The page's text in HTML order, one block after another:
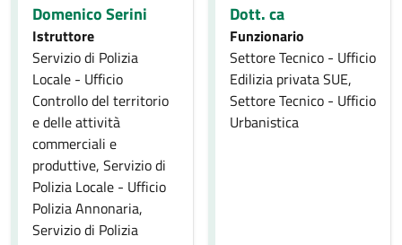
Domenico Serini
Istruttore
Servizio di Polizia
Locale - Ufficio
Controllo del territorio
e delle attività
commerciali e
produttive, Servizio di
Polizia Locale - Ufficio
Polizia Annonaria,
Servizio di Polizia
Dott. ca
Funzionario
Settore Tecnico - Ufficio
Edilizia privata SUE,
Settore Tecnico - Ufficio
Urbanistica